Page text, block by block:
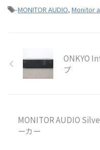
-MONITOR AUDIO, Monitor
ONKYO
プ
MONITOR AUDIO
ーカー